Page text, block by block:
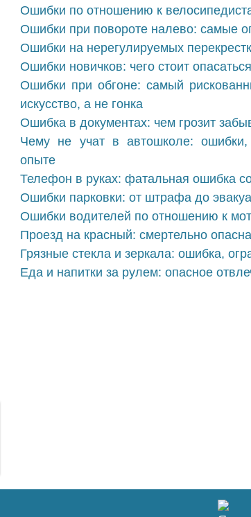
Ошибки по отношению к
Ошибки при повороте налево: самые
Ошибки на нерегулируемых
Ошибки новичков: чего стоит
Ошибки при обгоне: самый
искусство, а не гонка
Ошибка в документах: чем грозит
Чему не учат в автошколе:
опыте
Телефон в руках: фатальная ошибка
Ошибки парковки: от штрафа до
Ошибки водителей по отношению к
Проезд на красный: смертельно
Грязные стекла и зеркала: ошибка,
Еда и напитки за рулем: опасное